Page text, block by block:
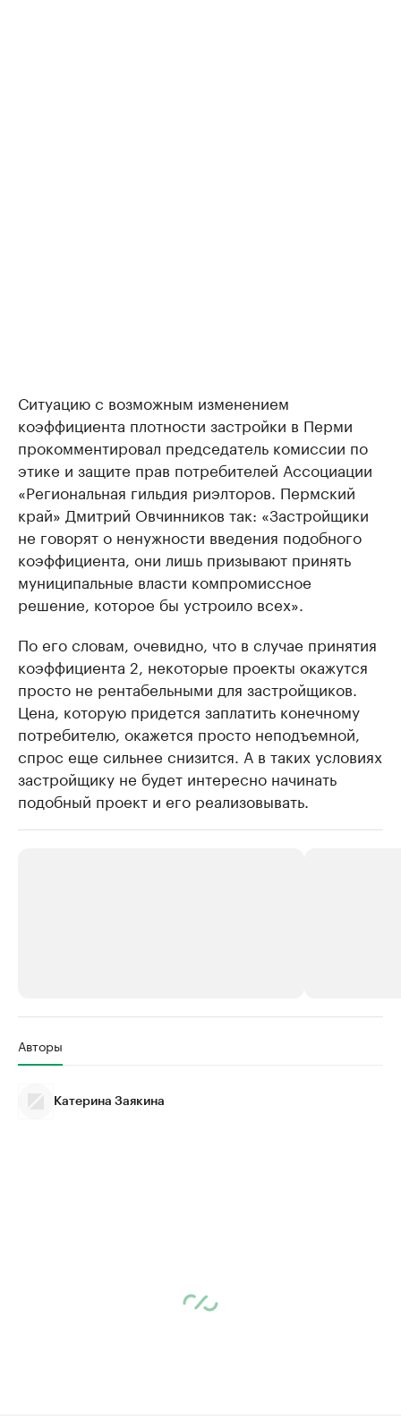
Ситуацию с возможным изменением
коэффициента плотности застройки в Перми
прокомментировал председатель комиссии по
этике и защите прав потребителей Ассоциации
«Региональная гильдия риэлторов. Пермский
край» Дмитрий Овчинников так: «Застройщики
не говорят о ненужности введения подобного
коэффициента, они лишь призывают принять
муниципальные власти компромиссное
решение, которое бы устроило всех».
По его словам, очевидно, что в случае принятия
коэффициента 2, некоторые проекты окажутся
просто не рентабельными для застройщиков.
Цена, которую придется заплатить конечному
потребителю, окажется просто неподъемной,
спрос еще сильнее снизится. А в таких условиях
застройщику не будет интересно начинать
подобный проект и его реализовывать.
Крупнейшие производители и
Ознакомьтесь с информацией в каталоге
Авторы
Катерина Заякина